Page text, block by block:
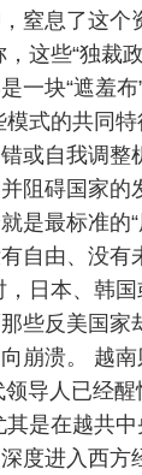
窒息了这个
这些“独裁
一块“遮羞
式的共同
或自我调整
阻碍国家的
是最标准的
自由、没有
日本、韩
些反美国家
崩溃。 越
导人已经
是在越共
度进入西方